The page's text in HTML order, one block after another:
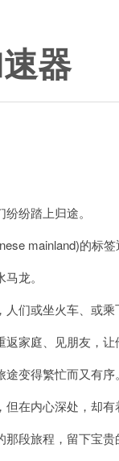
器
纷踏上归途。
mainland)的标签
龙。
或坐火车、或乘
家庭、见朋友，让
变得繁忙而又有序。
内心深处，却有
段旅程，留下宝贵